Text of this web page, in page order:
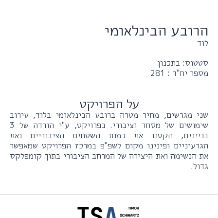
הרובע הבינלאומי
לוד
סטטוס: בתכנון
מספר יח"ד : 281
על הפרויקט
שני מגרשים, מחיר מטרה ברובע הבינלאומי בלוד, עירוב
שימושים של מסחר וציבורי. בפרויקט, ע"י הורדה של 3
בניינים, הקטנו את כמות השטחים הציבוריים ואת
הגרעיניים ופינינו מקום לשפ"פ במרכז הפרויקט שמאפשר
את הנשימה ואת היצירה של המרחב הציבורי בתוך קומפלקס
גדול.